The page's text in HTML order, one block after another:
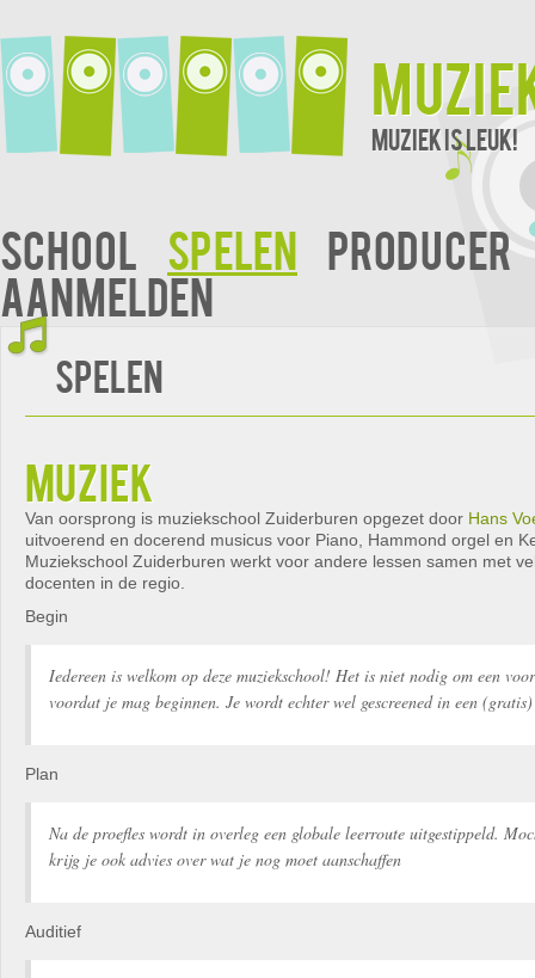
Muziek is leuk!
School Spelen Producer
Aanmelden
Spelen
muziek
Van oorsprong is muziekschool Zuiderburen opgezet door Hans
uitvoerend en docerend musicus voor Piano, Hammond orgel en
Muziekschool Zuiderburen werkt voor andere lessen samen met
docenten in de regio.
Begin
Iedereen is welkom op deze muziekschool! Het is niet nodig om een
voordat je mag beginnen. Je wordt echter wel gescreened in een
Plan
Na de proefles wordt in overleg een globale leerroute uitgestippeld.
krijg je ook advies over wat je nog moet aanschaffen
Auditief